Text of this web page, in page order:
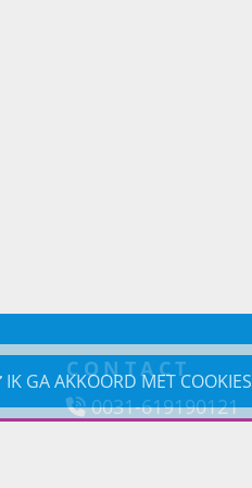
IK GA AKKOORD MET COOKIES
CONTACT
0031-619190121